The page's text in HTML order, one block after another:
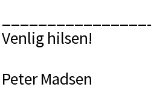
Venlig hilsen!
Peter Madsen